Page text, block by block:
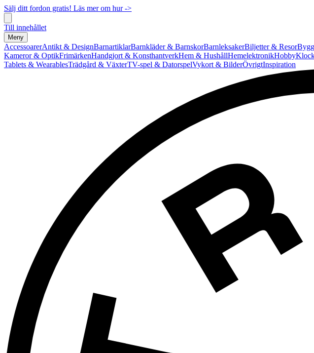
Sälj ditt fordon gratis! Läs mer om hur ->
Till innehållet
Meny
AccessoarerAntikt & DesignBarnartiklarBarnkläder & BarnskorBarnleksakerBiljetter & Resor
Kameror & OptikFrimärkenHandgjort & KonsthantverkHem & HushållHemelektronikHobby
Tablets & WearablesTrädgård & VäxterTV-spel & DatorspelVykort & BilderÖvrigtInspiration